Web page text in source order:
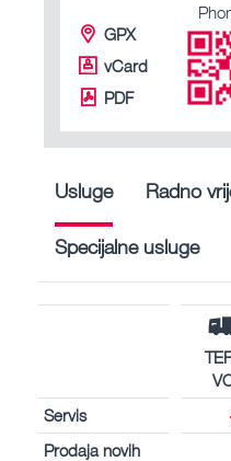
GPX
vCard
PDF
Usluge Radno
Specijalne usluge
Servis
Prodaja novih